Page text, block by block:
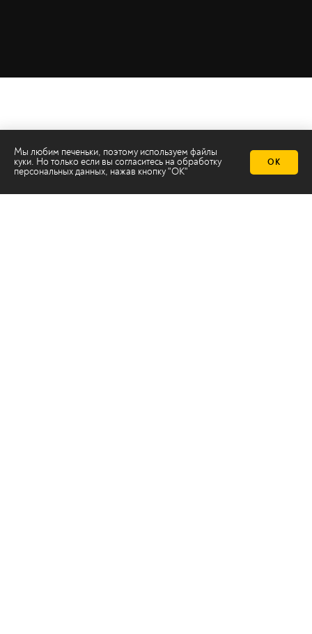
Мы любим печеньки, поэтому используем файлы
куки. Но только если вы согласитесь на обработку
персональных данных, нажав кнопку "ОК"
ОК